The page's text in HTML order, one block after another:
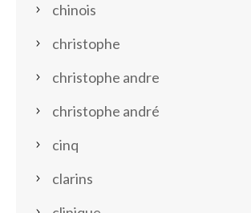
chinois
christophe
christophe andre
christophe andré
cinq
clarins